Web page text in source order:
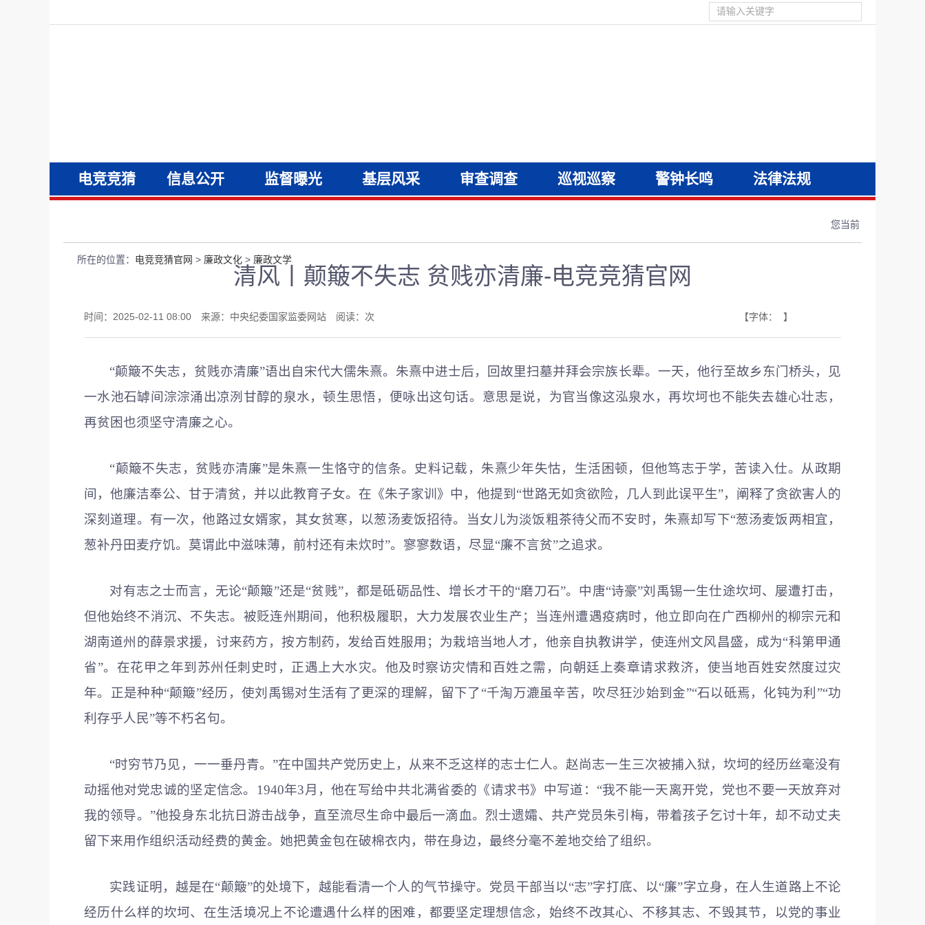
电竞竞猜 信息公开 监督曝光 基层风采 审查调查 巡视巡察 警钟长鸣 法律法规
您当前
所在的位置： 电竞竞猜官网 > 廉政文化 > 廉政文学
清风丨颠簸不失志 贫贱亦清廉-电竞竞猜官网
时间：2025-02-11 08:00 来源：中央纪委国家监委网站 阅读： 次 【字体： 】
“颠簸不失志，贫贱亦清廉”语出自宋代大儒朱熹。朱熹中进士后，回故里扫墓并拜会宗族长辈。一天，他行至故乡东门桥头，见
一水池石罅间淙淙涌出凉洌甘醇的泉水，顿生思悟，便咏出这句话。意思是说，为官当像这泓泉水，再坎坷也不能失去雄心壮志，
再贫困也须坚守清廉之心。
“颠簸不失志，贫贱亦清廉”是朱熹一生恪守的信条。史料记载，朱熹少年失怙，生活困顿，但他笃志于学，苦读入仕。从政期
间，他廉洁奉公、甘于清贫，并以此教育子女。在《朱子家训》中，他提到“世路无如贪欲险，几人到此误平生”，阐释了贪欲害人的
深刻道理。有一次，他路过女婿家，其女贫寒，以葱汤麦饭招待。当女儿为淡饭粗茶待父而不安时，朱熹却写下“葱汤麦饭两相宜，
葱补丹田麦疗饥。莫谓此中滋味薄，前村还有未炊时”。寥寥数语，尽显“廉不言贫”之追求。
对有志之士而言，无论“颠簸”还是“贫贱”，都是砥砺品性、增长才干的“磨刀石”。中唐“诗豪”刘禹锡一生仕途坎坷、屡遭打击，
但他始终不消沉、不失志。被贬连州期间，他积极履职，大力发展农业生产；当连州遭遇疫病时，他立即向在广西柳州的柳宗元和
湖南道州的薛景求援，讨来药方，按方制药，发给百姓服用；为栽培当地人才，他亲自执教讲学，使连州文风昌盛，成为“科第甲通
省”。在花甲之年到苏州任刺史时，正遇上大水灾。他及时察访灾情和百姓之需，向朝廷上奏章请求救济，使当地百姓安然度过灾
年。正是种种“颠簸”经历，使刘禹锡对生活有了更深的理解，留下了“千淘万漉虽辛苦，吹尽狂沙始到金”“石以砥焉，化钝为利”“功
利存乎人民”等不朽名句。
“时穷节乃见，一一垂丹青。”在中国共产党历史上，从来不乏这样的志士仁人。赵尚志一生三次被捕入狱，坎坷的经历丝毫没有
动摇他对党忠诚的坚定信念。1940年3月，他在写给中共北满省委的《请求书》中写道：“我不能一天离开党，党也不要一天放弃对
我的领导。”他投身东北抗日游击战争，直至流尽生命中最后一滴血。烈士遗孀、共产党员朱引梅，带着孩子乞讨十年，却不动丈夫
留下来用作组织活动经费的黄金。她把黄金包在破棉衣内，带在身边，最终分毫不差地交给了组织。
实践证明，越是在“颠簸”的处境下，越能看清一个人的气节操守。党员干部当以“志”字打底、以“廉”字立身，在人生道路上不论
经历什么样的坎坷、在生活境况上不论遭遇什么样的困难，都要坚定理想信念，始终不改其心、不移其志、不毁其节，以党的事业